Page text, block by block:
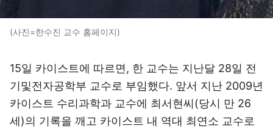
(사진=한수진 교수 홈페이지)
15일 카이스트에 따르면, 한 교수는 지난달 28일 전
기및전자공학부 교수로 부임했다. 앞서 지난 2009년
카이스트 수리과학과 교수에 최서현씨(당시 만 26
세)의 기록을 깨고 카이스트 내 역대 최연소 교수로